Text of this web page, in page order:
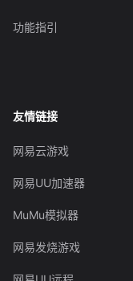
功能指引
友情链接
网易云游戏
网易UU加速器
MuMu模拟器
网易发烧游戏